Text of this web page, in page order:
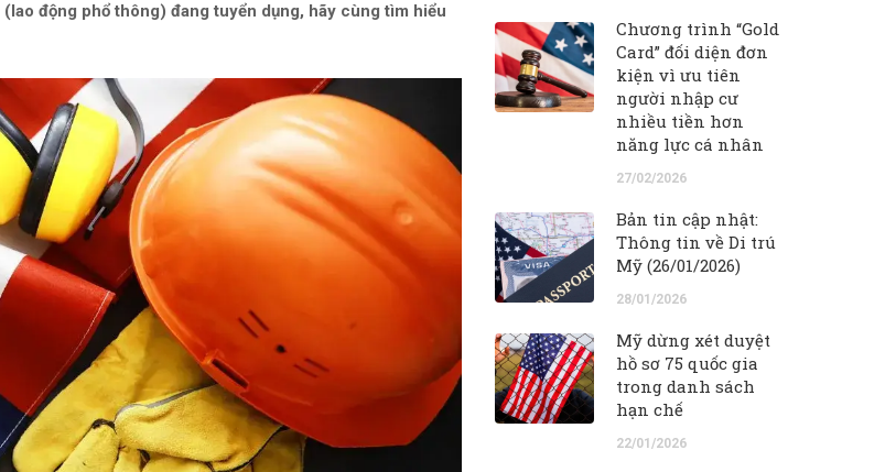
(lao động phổ thông) đang tuyển dụng, hãy cùng tìm hiểu
Chương trình “Gold
Card” đối diện đơn
kiện vì ưu tiên
người nhập cư
nhiều tiền hơn
năng lực cá nhân
27/02/2026
Bản tin cập nhật:
Thông tin về Di trú
Mỹ (26/01/2026)
28/01/2026
Mỹ dừng xét duyệt
hồ sơ 75 quốc gia
trong danh sách
hạn chế
22/01/2026